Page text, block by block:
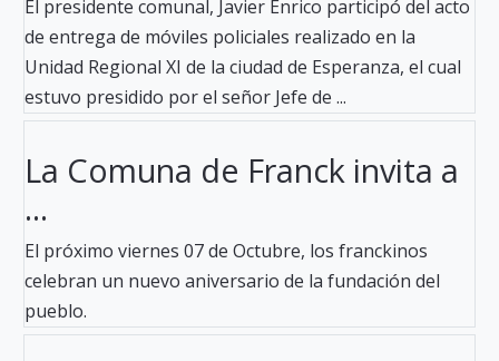
El presidente comunal, Javier Enrico participó del acto
de entrega de móviles policiales realizado en la
Unidad Regional XI de la ciudad de Esperanza, el cual
estuvo presidido por el señor Jefe de ...
La Comuna de Franck invita a
...
El próximo viernes 07 de Octubre, los franckinos
celebran un nuevo aniversario de la fundación del
pueblo.